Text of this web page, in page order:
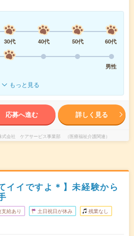
30代 40代 50代
60代
男性
もっと見る
応募へ進む 詳しく見る
式会社 ケアサービス事業部 （医療福祉介護関連）
イイですよ＊】未経験から
給あり 土日祝日が休み 残業なし